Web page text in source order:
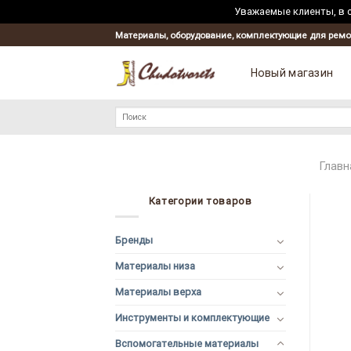
Уважаемые клиенты, в
Материалы, оборудование, комплектующие для
Новый магазин
Искать:
Категории товаров
Бренды
Материалы низа
Материалы верха
Инструменты и комплектующие
Вспомогательные материалы